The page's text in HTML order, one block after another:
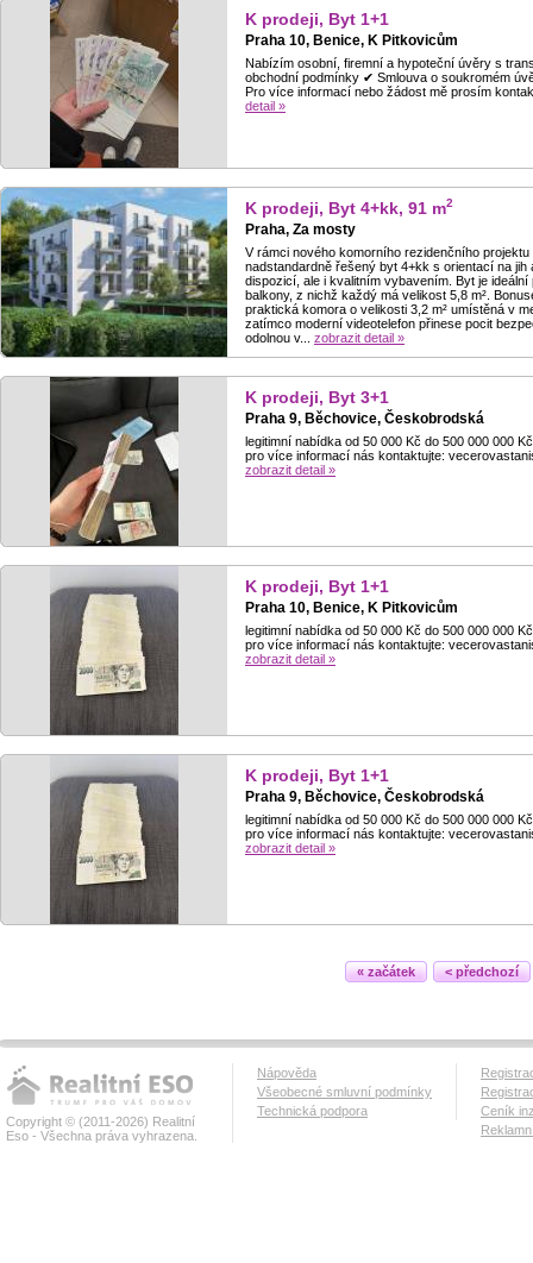
K prodeji, Byt 1+1
Praha 10, Benice, K Pitkovicům
Nabízím osobní, firemní a hypoteční úvěry s
obchodní podmínky ✔ Smlouva o soukromém
Pro více informací nebo žádost mě prosím
detail »
K prodeji, Byt 4+kk, 91 m2
Praha, Za mosty
V rámci nového komorního rezidenčního
nadstandardně řešený byt 4+kk s orientací na
dispozicí, ale i kvalitním vybavením. Byt je
balkony, z nichž každý má velikost 5,8 m².
praktická komora o velikosti 3,2 m² umístěná v
zatímco moderní videotelefon přinese pocit
odolnou v... zobrazit detail »
K prodeji, Byt 3+1
Praha 9, Běchovice, Českobrodská
legitimní nabídka od 50 000 Kč do 500 000 000
pro více informací nás kontaktujte:
zobrazit detail »
K prodeji, Byt 1+1
Praha 10, Benice, K Pitkovicům
legitimní nabídka od 50 000 Kč do 500 000 000
pro více informací nás kontaktujte:
zobrazit detail »
K prodeji, Byt 1+1
Praha 9, Běchovice, Českobrodská
legitimní nabídka od 50 000 Kč do 500 000 000
pro více informací nás kontaktujte:
zobrazit detail »
« začátek < předchozí
Copyright © (2011-2026) Realitní
Eso - Všechna práva vyhrazena.
Nápověda
Všeobecné smluvní podmínky
Technická podpora
Ceník